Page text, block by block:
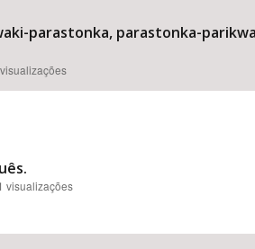
parastonka, parastonka-
visualizações